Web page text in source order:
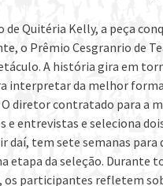
de Quitéria Kelly, a peça
o Prêmio Cesgranrio de
A história gira em
interpretar da melhor
diretor contratado para a
e entrevistas e seleciona
daí, tem sete semanas para
etapa da seleção. Durante
os participantes refletem